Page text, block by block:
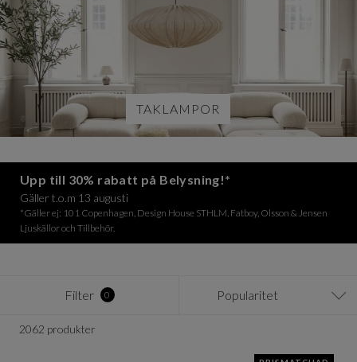
TAKLAMPOR
Upp till 30% rabatt på Belysning!*
Gäller t.o.m 13 augusti
*Gäller ej: 101 Copenhagen, Design House STHLM, Fatboy, Olsson & Jensen
Ljuskällor och Tillbehör.
Filter 0 Popularitet
2062 produkter